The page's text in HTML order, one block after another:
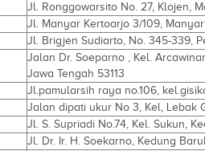
Jl. Ronggowarsito No. 27, Klojen,
Jl. Manyar Kertoarjo 3/109,
Jl. Brigjen Sudiarto, No. 345-339,
Jalan Dr. Soeparno , Kel.
Jawa Tengah 53113
Jl.pamularsih raya no.106,
Jalan dipati ukur No 3, Kel, Lebak
Jl. S. Supriadi No.74, Kel. Sukun,
Jl. Dr. Ir. H. Soekarno, Kedung